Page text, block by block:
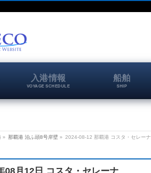
入港情報
VOYAGE SCHEDULE
船舶
SHIP
» 那覇港 泊ふ頭8号岸壁 » 2024-08-12 那覇港 コスタ・セレーナ
08月12日 コスタ・セレーナ